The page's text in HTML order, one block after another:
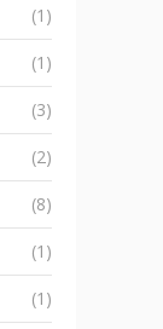
(1)
(1)
(3)
(2)
(8)
(1)
(1)